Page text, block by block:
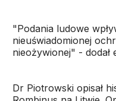
"Podania ludowe
nieuświadomionej
nieożywionej" - dodał
Dr Piotrowski opisał